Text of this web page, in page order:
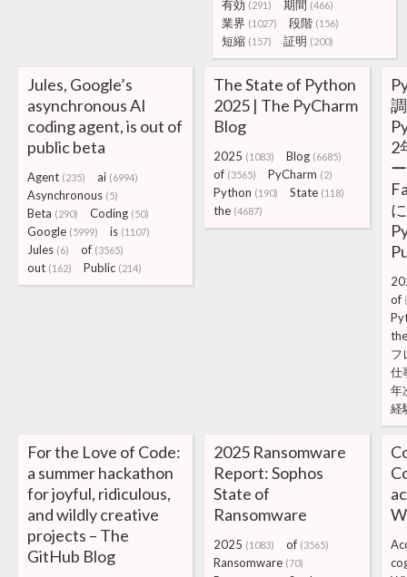
有効 (291) 期間 (466)
業界 (1027) 段階 (156)
短縮 (157) 証明 (200)
Jules, Google’s
asynchronous AI
coding agent, is out of
public beta
Agent (235) ai (6994)
Asynchronous (5)
Beta (290) Coding (50)
Google (5999) is (1107)
Jules (6) of (3565)
out (162) Public (214)
The State of Python
2025 | The PyCharm
Blog
2025 (1083) Blog (6685)
of (3565) PyCharm (2)
Python (190) State (118)
the (4687)
2
of
フ
仕
年
経
For the Love of Code:
a summer hackathon
for joyful, ridiculous,
and wildly creative
projects – The
GitHub Blog
2025 Ransomware
Report: Sophos
State of
Ransomware
2025 (1083) of (3565)
Ransomware (70)